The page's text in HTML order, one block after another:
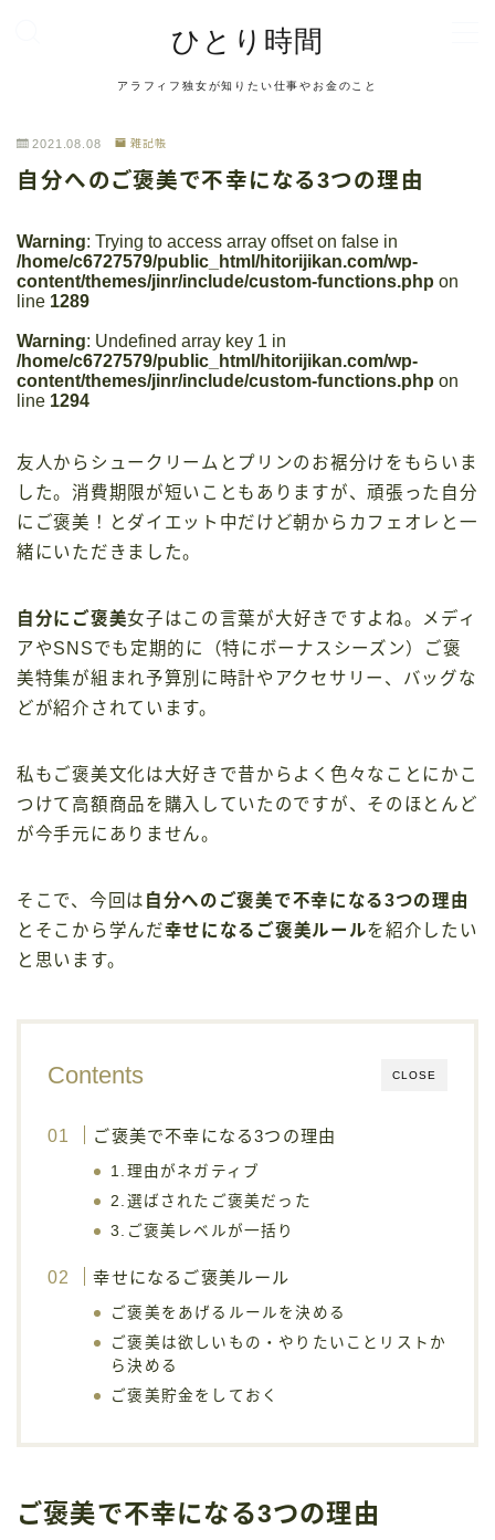
ひとり時間
アラフィフ独女が知りたい仕事やお金のこと
デモプリセット記事 #2
デモプリセット記事 #6
デモプリセット記事 #8
デモプリセット記事 Part04
デモプリセット記事 Part06
プライバシーポリシー
利用規約／特定商取引法に基づく表記
有料記事の決済完了ページ
記事一覧
運営者情報
2021.08.08 雑記帳
自分へのご褒美で不幸になる3つの理由
Warning: Trying to access array offset on false in
/home/c6727579/public_html/hitorijikan.com/wp-
content/themes/jinr/include/custom-functions.php on
line 1289
Warning: Undefined array key 1 in
/home/c6727579/public_html/hitorijikan.com/wp-
content/themes/jinr/include/custom-functions.php on
line 1294
友人からシュークリームとプリンのお裾分けをもらいま
した。消費期限が短いこともありますが、頑張った自分
にご褒美！とダイエット中だけど朝からカフェオレと一
緒にいただきました。
自分にご褒美女子はこの言葉が大好きですよね。メディ
アやSNSでも定期的に（特にボーナスシーズン）ご褒
美特集が組まれ予算別に時計やアクセサリー、バッグな
どが紹介されています。
私もご褒美文化は大好きで昔からよく色々なことにかこ
つけて高額商品を購入していたのですが、そのほとんど
が今手元にありません。
そこで、今回は 自分へのご褒美で不幸になる3つの理由
とそこから学んだ幸せになるご褒美ルールを紹介したい
と思います。
CLOSE
Contents
ご褒美で不幸になる3つの理由
1.理由がネガティブ
2.選ばされたご褒美だった
3.ご褒美レベルが一括り
幸せになるご褒美ルール
ご褒美をあげるルールを決める
ご褒美は欲しいもの・やりたいことリストか
ら決める
ご褒美貯金をしておく
ご褒美で不幸になる3つの理由